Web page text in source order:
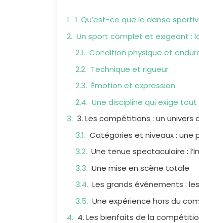
1. Qu’est-ce que la danse
Un sport complet et exigeant :
Condition physique et
Technique et rigueur
Émotion et expression
Une discipline qui exige tout
3. Les compétitions : un univers
Catégories et niveaux : une
Une tenue spectaculaire :
Une mise en scène totale
Les grands événements :
Une expérience hors du
4. Les bienfaits de la